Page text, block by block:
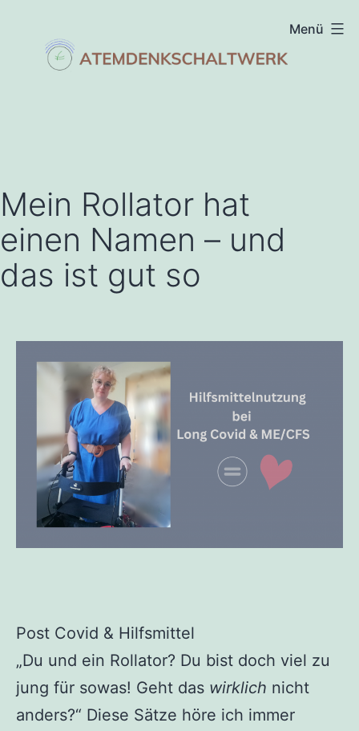
springen
Menü
Mein Rollator hat
einen Namen – und
das ist gut so
Post Covid & Hilfsmittel
„Du und ein Rollator? Du bist doch viel zu
jung für sowas! Geht das wirklich nicht
anders?“ Diese Sätze höre ich immer